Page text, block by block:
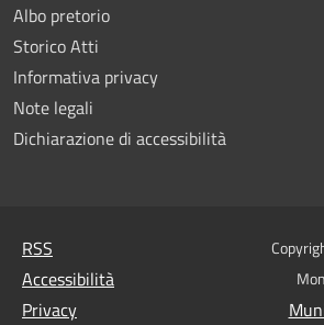
Albo pretorio
Storico Atti
Informativa privacy
Note legali
Dichiarazione di accessibilità
RSS
Accessibilità
Privacy